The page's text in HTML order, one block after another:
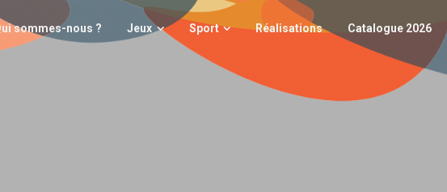
sommes-nous ? Jeux Sport Réalisations Catalogue 2026
sommes-nous ? Jeux Sport Réalisations Catalogue 2026